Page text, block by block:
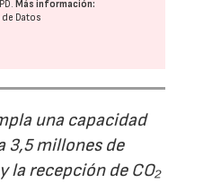
. Más información:
Datos
una capacidad
3,5 millones de
la recepción de CO₂